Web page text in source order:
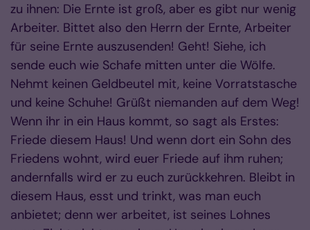
zu ihnen: Die Ernte ist groß, aber es gibt nur wenig
Arbeiter. Bittet also den Herrn der Ernte, Arbeiter
für seine Ernte auszusenden! Geht! Siehe, ich
sende euch wie Schafe mitten unter die Wölfe.
Nehmt keinen Geldbeutel mit, keine Vorratstasche
und keine Schuhe! Grüßt niemanden auf dem Weg!
Wenn ihr in ein Haus kommt, so sagt als Erstes:
Friede diesem Haus! Und wenn dort ein Sohn des
Friedens wohnt, wird euer Friede auf ihm ruhen;
andernfalls wird er zu euch zurückkehren. Bleibt in
diesem Haus, esst und trinkt, was man euch
anbietet; denn wer arbeitet, ist seines Lohnes